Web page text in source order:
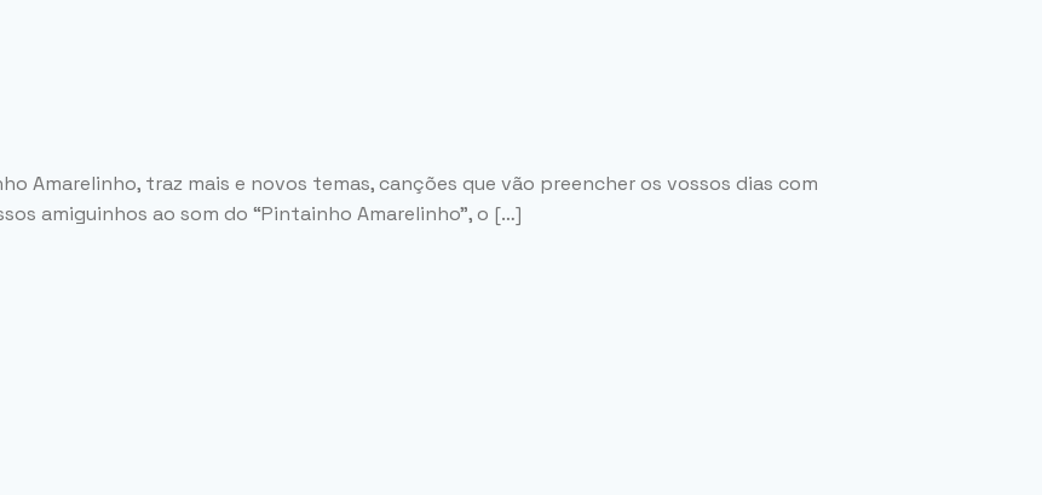
traz mais e novos temas, canções que vão preencher os vossos dias com
amiguinhos ao som do “Pintainho Amarelinho”, o […]